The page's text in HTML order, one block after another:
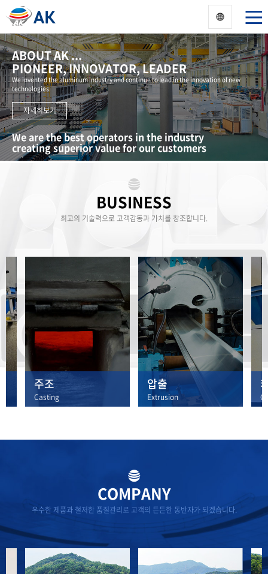
ABOUT AK ...
PIONEER, INNOVATOR, LEADER
We invented the aluminum industry and continue to lead in the innovation of new
technologies
자세히보기
We are the best operators in the industry
creating superior value for our customers
BUSINESS
최고의 기술력으로 고객감동과 가치를 창조합니다.
주조
Casting
AK는 최첨단 설비와
고순도 알루미늄 빌
압출
Extrusion
압출 제품은 용도에
부품용, 중장비 구조
있습니다.
COMPANY
우수한 제품과 철저한 품질관리로 고객의 든든한 동반자가 되겠습니다.